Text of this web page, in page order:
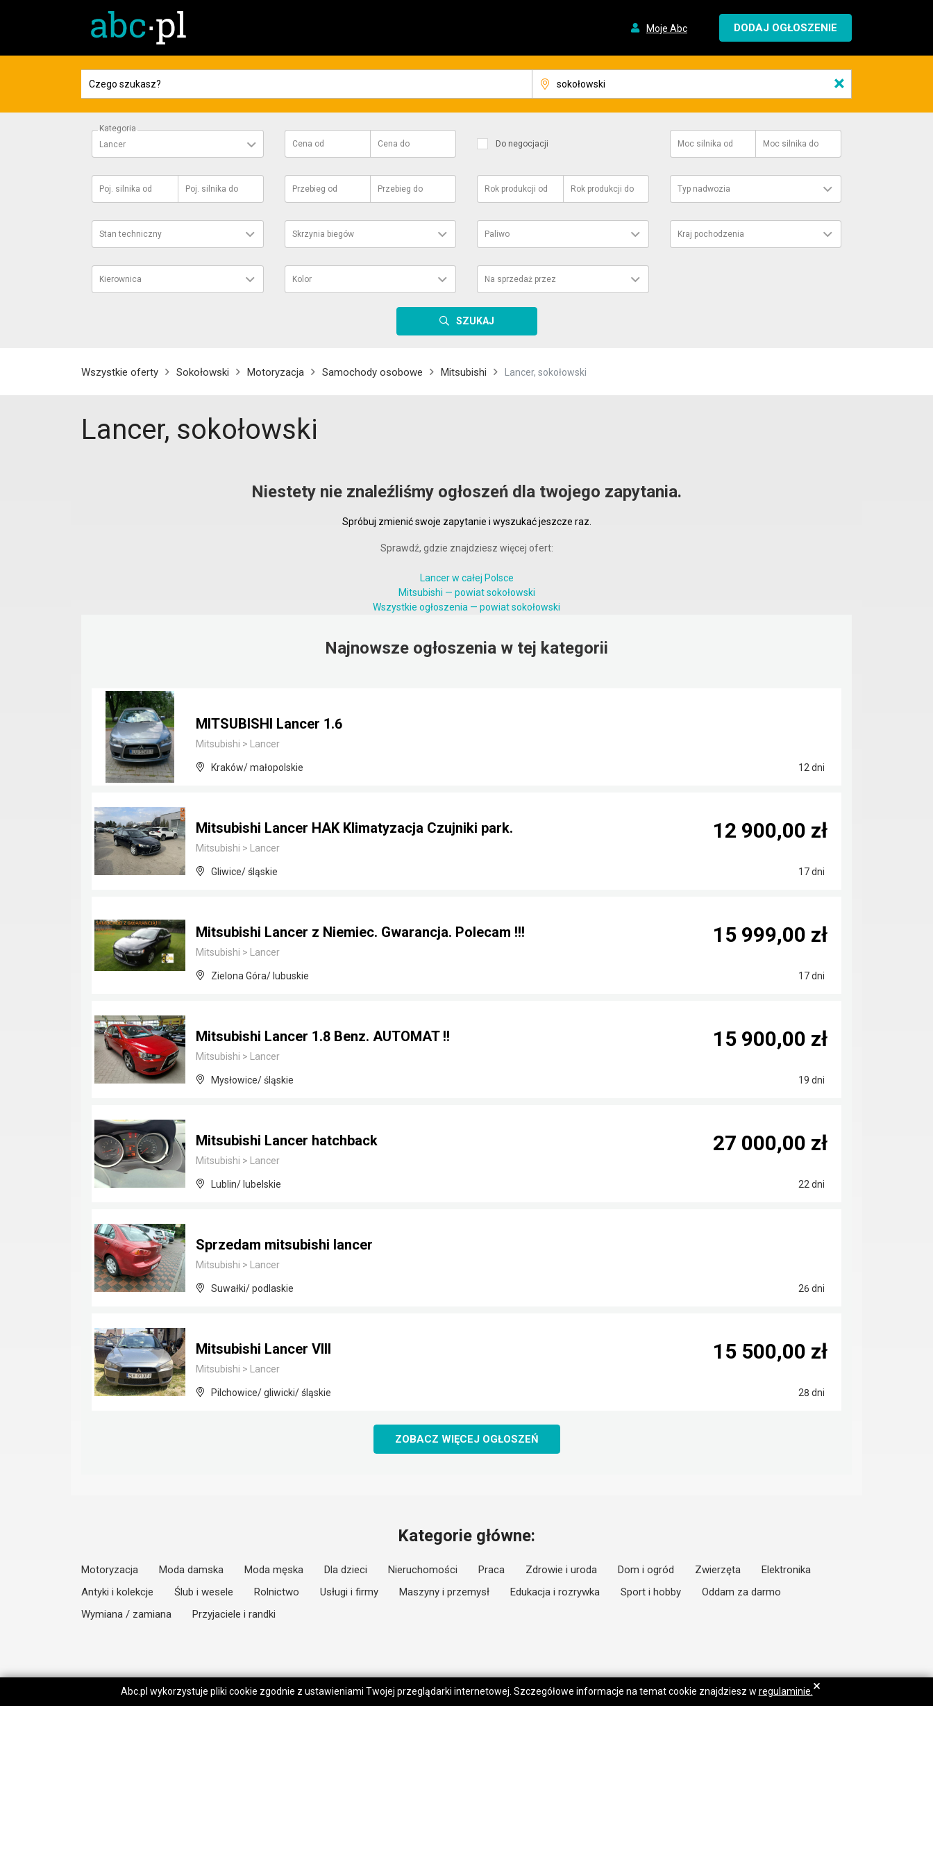
Moje Abc DODAJ OGŁOSZENIE
×
Kategoria
Lancer
Cena od Cena do Do negocjacji Moc silnika od Moc silnika do
Poj. silnika od Poj. silnika do Przebieg od Przebieg do Rok produkcji od Rok produkcji do Typ nadwozia
Stan techniczny Skrzynia biegów Paliwo Kraj pochodzenia
Kierownica Kolor Na sprzedaż przez
SZUKAJ
Wszystkie oferty Sokołowski Motoryzacja Samochody osobowe Mitsubishi Lancer, sokołowski
Lancer, sokołowski
Niestety nie znaleźliśmy ogłoszeń dla twojego zapytania.
Spróbuj zmienić swoje zapytanie i wyszukać jeszcze raz.
Sprawdź, gdzie znajdziesz więcej ofert:
Lancer w całej Polsce
Mitsubishi — powiat sokołowski
Wszystkie ogłoszenia — powiat sokołowski
Najnowsze ogłoszenia w tej kategorii
MITSUBISHI Lancer 1.6
Mitsubishi > Lancer
Kraków/ małopolskie 12 dni
Mitsubishi Lancer HAK Klimatyzacja Czujniki park.
Mitsubishi > Lancer
Gliwice/ śląskie 17 dni
12 900,00 zł
Mitsubishi Lancer z Niemiec. Gwarancja. Polecam !!!
Mitsubishi > Lancer
Zielona Góra/ lubuskie 17 dni
15 999,00 zł
Mitsubishi Lancer 1.8 Benz. AUTOMAT !!
Mitsubishi > Lancer
Mysłowice/ śląskie 19 dni
15 900,00 zł
Mitsubishi Lancer hatchback
Mitsubishi > Lancer
Lublin/ lubelskie 22 dni
27 000,00 zł
Sprzedam mitsubishi lancer
Mitsubishi > Lancer
Suwałki/ podlaskie 26 dni
Mitsubishi Lancer VIII
Mitsubishi > Lancer
Pilchowice/ gliwicki/ śląskie 28 dni
15 500,00 zł
ZOBACZ WIĘCEJ OGŁOSZEŃ
Kategorie główne:
Motoryzacja Moda damska Moda męska Dla dzieci Nieruchomości Praca Zdrowie i uroda Dom i ogród Zwierzęta
Elektronika
Antyki i kolekcje
Ślub i wesele Rolnictwo Usługi i firmy Maszyny i przemysł Edukacja i rozrywka Sport i hobby
Oddam za darmo
Wymiana / zamiana
Przyjaciele i randki
Abc.pl wykorzystuje pliki cookie zgodnie z ustawieniami Twojej przeglądarki internetowej. Szczegółowe informacje na temat cookie znajdziesz w regulaminie. ×